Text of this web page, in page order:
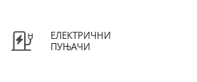
ЕЛЕКТРИЧНИ
ПУЊАЧИ